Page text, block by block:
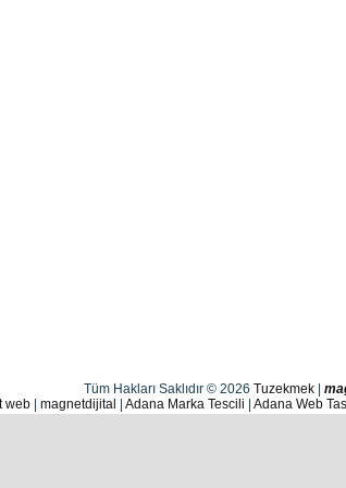
Tüm Hakları Saklıdır © 2026 Tuzekmek
web
magnetdijital Adana Marka Tescili Adana Web